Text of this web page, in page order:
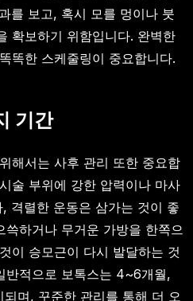
를 보고, 혹시 모를 멍이나 붓
확보하기 위함입니다. 완벽한
똑한 스케줄링이 중요합니다.
기간
해서는 사후 관리 또한 중요합
술 부위에 강한 압력이나 마사
격렬한 운동은 삼가는 것이 좋
하거나 무거운 가방을 한쪽으
이 승모근이 다시 발달하는 것
반적으로 보톡스는 4~6개월,
며, 꾸준한 관리를 통해 더 오